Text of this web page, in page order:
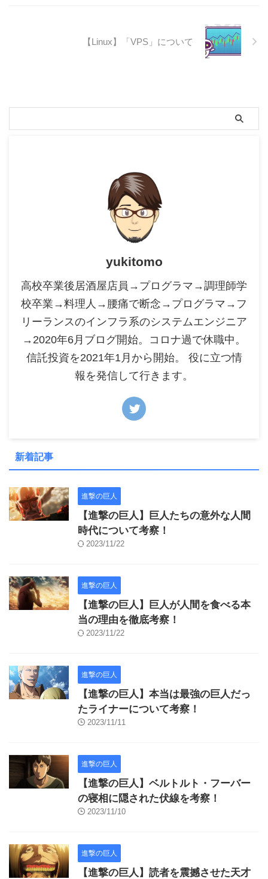
【Linux】「VPS」について
yukitomo
高校卒業後居酒屋店員→プログラマ→調理師学
校卒業→料理人→腰痛で断念→プログラマ→フ
リーランスのインフラ系のシステムエンジニア
→2020年6月ブログ開始。コロナ過で休職中。
信託投資を2021年1月から開始。 役に立つ情
報を発信して行きます。
新着記事
進撃の巨人
【進撃の巨人】巨人たちの意外な人間
時代について考察！
2023/11/22
進撃の巨人
【進撃の巨人】巨人が人間を食べる本
当の理由を徹底考察！
2023/11/22
進撃の巨人
【進撃の巨人】本当は最強の巨人だっ
たライナーについて考察！
2023/11/11
進撃の巨人
【進撃の巨人】ベルトルト・フーバー
の寝相に隠された伏線を考察！
2023/11/10
進撃の巨人
【進撃の巨人】読者を震撼させた天才